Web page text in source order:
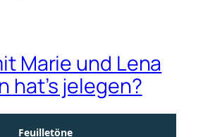
Marie und Lena
hat’s jelegen?